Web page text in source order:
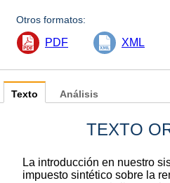
Otros formatos:
PDF XML
Texto
TEXTO
La introducción en nuestro
impuesto sintético sobre la
Análisis